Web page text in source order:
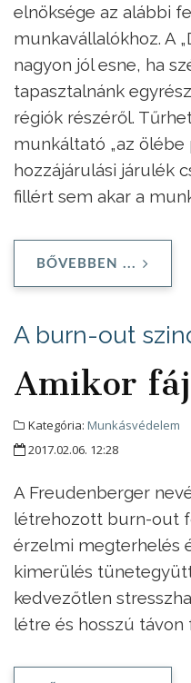
elnöksége az alábbi
munkavállalókhoz. A
nagyon jól esne, ha
tapasztalnánk
régiók részéről.
munkáltató „az ölébe
hozzájárulási járulék
fillért sem akar a
BŐVEBBEN ...
A burn-out
Amikor
Kategória: Munkásvédelem
2017.02.06. 12:28
A Freudenberger
létrehozott burn-out
érzelmi megterhelés
kimerülés
kedvezőtlen
létre és hosszú távon